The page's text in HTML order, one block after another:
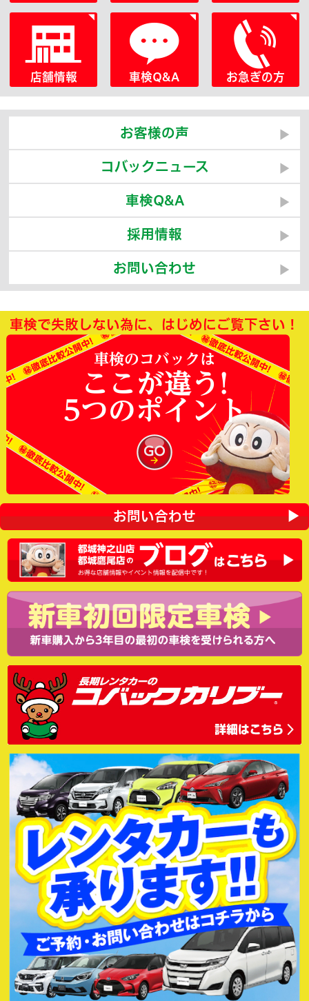
店舗情報 車検Q&A お急ぎの方
お客様の声
コバックニュース
車検Q&A
採用情報
お問い合わせ
車検で失敗しない為に、はじめにご覧下さい！
車検のコバックは
ここが違う!
5つのポイント
お問い合わせ